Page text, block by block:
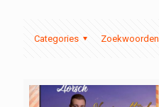
Categories Zoekwoorden